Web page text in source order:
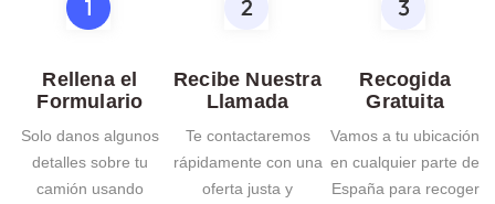
Rellena el
Formulario
Solo danos algunos
detalles sobre tu
camión usando
Recibe Nuestra
Llamada
Te contactaremos
rápidamente con una
oferta justa y
Recogida
Gratuita
Vamos a tu ubicación
en cualquier parte de
España para recoger